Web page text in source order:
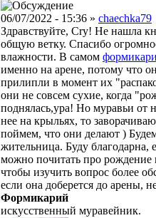
06/07/2022 - 15:36 » chaechka79
Здравствуйте, Cry! Не нашла
общую ветку. Спасибо
влажности. В самом
именно на арене, потому что
прилипли в момент их
они не совсем сухие, когда
поднялась,ура! Но муравьи от
нее на крыльях, то
поймем, что они делают )
жительница. Буду благодарна,
можно почитать про
чтобы изучить вопрос более
если она доберется до арены,
Формикарий
искусственный муравейник.